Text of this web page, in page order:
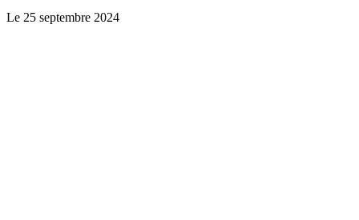
Le 25 septembre 2024